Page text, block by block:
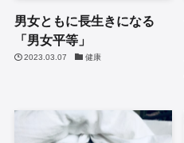
男女ともに長生きになる
「男女平等」
2023.03.07 健康